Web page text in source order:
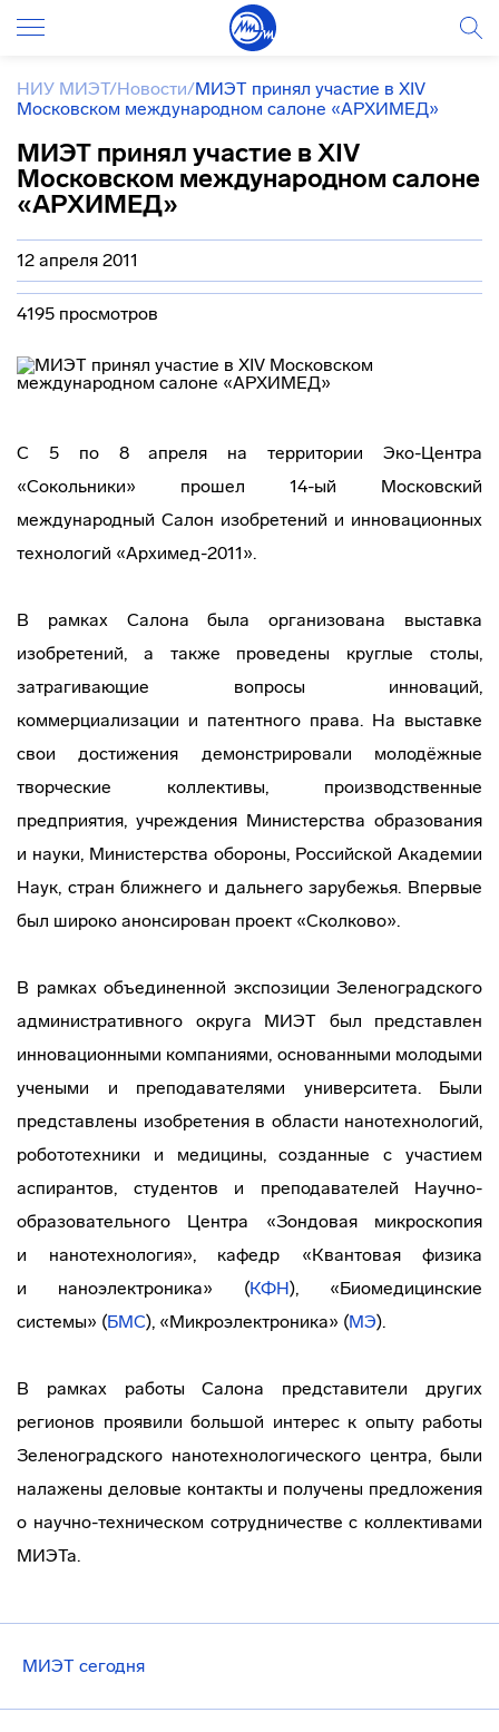
НИУ МИЭТ/Новости/МИЭТ принял участие в XIV
Московском международном салоне «АРХИМЕД»
МИЭТ принял участие в XIV
Московском международном салоне
«АРХИМЕД»
12 апреля 2011
4195 просмотров
С 5 по 8 апреля на территории Эко-Центра
«Сокольники» прошел 14-ый Московский
международный Салон изобретений и инновационных
технологий «Архимед-2011».
В рамках Салона была организована выставка
изобретений, а также проведены круглые столы,
затрагивающие вопросы инноваций,
коммерциализации и патентного права. На выставке
свои достижения демонстрировали молодёжные
творческие коллективы, производственные
предприятия, учреждения Министерства образования
и науки, Министерства обороны, Российской Академии
Наук, стран ближнего и дальнего зарубежья. Впервые
был широко анонсирован проект «Сколково».
В рамках объединенной экспозиции Зеленоградского
административного округа МИЭТ был представлен
инновационными компаниями, основанными молодыми
учеными и преподавателями университета. Были
представлены изобретения в области нанотехнологий,
робототехники и медицины, созданные с участием
аспирантов, студентов и преподавателей Научно-
образовательного Центра «Зондовая микроскопия
и нанотехнология», кафедр «Квантовая физика
и наноэлектроника» (КФН), «Биомедицинские
системы» (БМС), «Микроэлектроника» (МЭ).
В рамках работы Салона представители других
регионов проявили большой интерес к опыту работы
Зеленоградского нанотехнологического центра, были
налажены деловые контакты и получены предложения
о научно-техническом сотрудничестве с коллективами
МИЭТа.
МИЭТ сегодня